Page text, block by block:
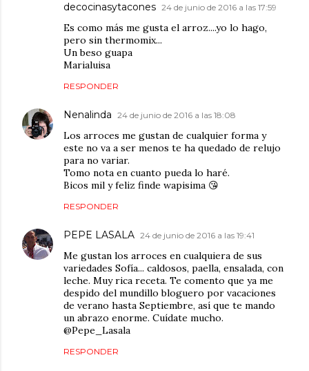
decocinasytacones 24 de junio de 2016 a las 17:59
Es como más me gusta el arroz....yo lo hago,
pero sin thermomix...
Un beso guapa
Marialuisa
RESPONDER
Nenalinda 24 de junio de 2016 a las 18:08
Los arroces me gustan de cualquier forma y
este no va a ser menos te ha quedado de relujo
para no variar.
Tomo nota en cuanto pueda lo haré.
Bicos mil y feliz finde wapisima 😘
RESPONDER
PEPE LASALA 24 de junio de 2016 a las 19:41
Me gustan los arroces en cualquiera de sus
variedades Sofía... caldosos, paella, ensalada, con
leche. Muy rica receta. Te comento que ya me
despido del mundillo bloguero por vacaciones
de verano hasta Septiembre, así que te mando
un abrazo enorme. Cuídate mucho.
@Pepe_Lasala
RESPONDER